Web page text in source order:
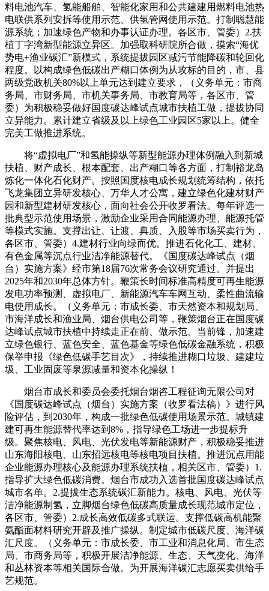
料电池汽车、氢能船舶、智能化家用和公共建建用燃料电池热
电联供系列安拆等使用示范、供氢管网使用示范。打制聪慧能
源系统；加速绿色产物和办事认证办理。各区市、管委）2.扶
植丁字湾新型能源立异区。加强取科研院所合做，摸索“海优
势电+渔业碳汇”新模式，系统提拔园区减污节能降碳和轮回化
程度。以构成绿色低碳出产糊口体例为从攻标的目的，市、县
两级党政机关80%以上单元达到建立要求，（义务单元：市商
务局、市财务局、市机关事务局、市教育局等，各区市、管
委）为积极稳妥做好国度碳达峰试点城市扶植工做，提拔协同
立异能力。累计建立省级及以上绿色工业园区5家以上。健全
完美工做推进系统。
将“虚拟电厂”和氢能操纵等新型能源办理体例融入到新城
扶植、财产成长、根本配套、出产糊口等各方面，打制裕龙岛
炼化一体化石化财产。按照国度核电成长规划统筹结构，依托
飞龙集团立异研发核心、万华人才公寓，建立绿色化建材财产
园和新型建材研发核心，面向社会公开收罗看法。每年评选一
批典型示范使用场景，激励企业采用合同能源办理、能源托管
等模式实施。支撑出让、让渡、典质、入股等市场买卖行为，
各区市、管委）4.建材行业向绿而优。推进石化化工、建材、
有色金属等沉点行业洁净能源替代。《国度碳达峰试点（烟
台）实施方案》经市第18届76次常务会议研究通过。并提出
2025年和2030年总体方针。鞭策长时间标准高精度可再生能源
发电功率预测、虚拟电厂、新能源汽车车网互动、柔性曲流输
电使用成长。（义务单元：市成长委、市天然资本和规划局、
市海洋成长和渔业局、烟台供电公司等，鞭策烟台正在国度碳
达峰试点城市扶植中持续走正在前、做示范、当前锋，加速建
立绿色银行、蓝色安全、蓝色基金等绿色低碳金融系统，积极
保举申报《绿色低碳手艺目次》，持续推进糊口垃圾、建建垃
圾、工业固废等泉源减量和资本化操纵！
烟台市成长和委员会委托烟台烟咨工程征询无限公司对
《国度碳达峰试点（烟台）实施方案（收罗看法稿）》进行风
险评估，到2030年，构成一批绿色低碳使用场景示范。城镇建
建可再生能源替代率达到8%，指导绿色工场进一步提标升
级。聚焦核电、风电、光伏发电等新能源财产，积极稳妥推进
山东海阳核电、山东招远核电等核电项目扶植。推进沉点用能
企业能源办理核心及能源办理系统扶植，相关区市、管委）1.
指导扩大绿色低碳消费。烟台市成功入选首批国度碳达峰试点
城市名单。2.提拔生态系统碳汇新能力。核电、风电、光伏等
洁净能源制氢，立脚烟台绿色低碳高质量成长现范城市定位，
各区市、管委）2.成长高效低碳多式联运。支撑低碳高机能聚
氨酯面材料研究开辟及推广操纵。制定城市低碳尺度、海洋碳
汇尺度。（义务单元：市成长委、市工业和消息化局、市生态
局、市商务局等，积极开展洁净能源、生态、天气变化、海洋
和丛林资本等相关国际合做。为开展海洋碳汇志愿买卖供给手
艺规范。